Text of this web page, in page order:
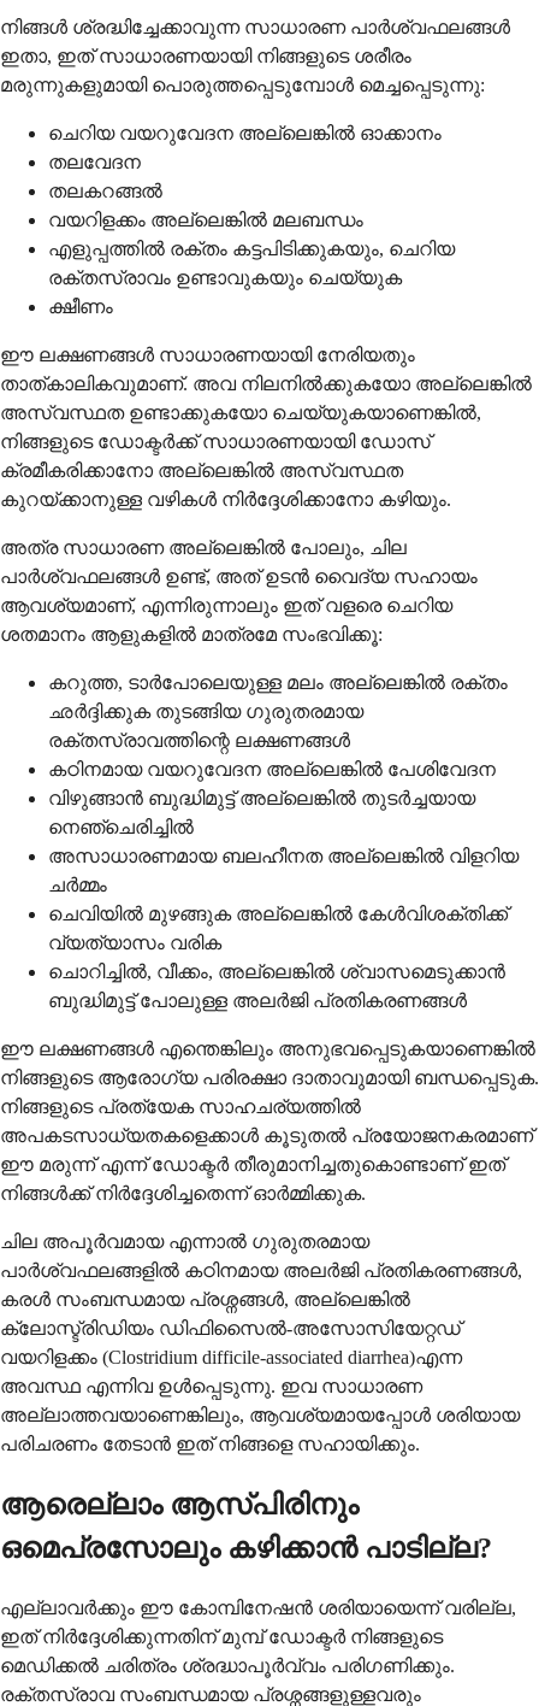
നിങ്ങൾ ശ്രദ്ധിച്ചേക്കാവുന്ന സാധാരണ പാർശ്വഫലങ്ങൾ
ഇതാ, ഇത് സാധാരണയായി നിങ്ങളുടെ ശരീരം
മരുന്നുകളുമായി പൊരുത്തപ്പെടുമ്പോൾ മെച്ചപ്പെടുന്നു:
ചെറിയ വയറുവേദന അല്ലെങ്കിൽ ഓക്കാനം
തലവേദന
തലകറങ്ങൽ
വയറിളക്കം അല്ലെങ്കിൽ മലബന്ധം
എളുപ്പത്തിൽ രക്തം കട്ടപിടിക്കുകയും, ചെറിയ
രക്തസ്രാവം ഉണ്ടാവുകയും ചെയ്യുക
ക്ഷീണം
ഈ ലക്ഷണങ്ങൾ സാധാരണയായി നേരിയതും
താത്കാലികവുമാണ്. അവ നിലനിൽക്കുകയോ അല്ലെങ്കിൽ
അസ്വസ്ഥത ഉണ്ടാക്കുകയോ ചെയ്യുകയാണെങ്കിൽ,
നിങ്ങളുടെ ഡോക്ടർക്ക് സാധാരണയായി ഡോസ്
ക്രമീകരിക്കാനോ അല്ലെങ്കിൽ അസ്വസ്ഥത
കുറയ്ക്കാനുള്ള വഴികൾ നിർദ്ദേശിക്കാനോ കഴിയും.
അത്ര സാധാരണ അല്ലെങ്കിൽ പോലും, ചില
പാർശ്വഫലങ്ങൾ ഉണ്ട്, അത് ഉടൻ വൈദ്യ സഹായം
ആവശ്യമാണ്, എന്നിരുന്നാലും ഇത് വളരെ ചെറിയ
ശതമാനം ആളുകളിൽ മാത്രമേ സംഭവിക്കൂ:
കറുത്ത, ടാർപോലെയുള്ള മലം അല്ലെങ്കിൽ രക്തം
ഛർദ്ദിക്കുക തുടങ്ങിയ ഗുരുതരമായ
രക്തസ്രാവത്തിന്റെ ലക്ഷണങ്ങൾ
കഠിനമായ വയറുവേദന അല്ലെങ്കിൽ പേശിവേദന
വിഴുങ്ങാൻ ബുദ്ധിമുട്ട് അല്ലെങ്കിൽ തുടർച്ചയായ
നെഞ്ചെരിച്ചിൽ
അസാധാരണമായ ബലഹീനത അല്ലെങ്കിൽ വിളറിയ
ചർമ്മം
ചെവിയിൽ മുഴങ്ങുക അല്ലെങ്കിൽ കേൾവിശക്തിക്ക്
വ്യത്യാസം വരിക
ചൊറിച്ചിൽ, വീക്കം, അല്ലെങ്കിൽ ശ്വാസമെടുക്കാൻ
ബുദ്ധിമുട്ട് പോലുള്ള അലർജി പ്രതികരണങ്ങൾ
ഈ ലക്ഷണങ്ങൾ എന്തെങ്കിലും അനുഭവപ്പെടുകയാണെങ്കിൽ
നിങ്ങളുടെ ആരോഗ്യ പരിരക്ഷാ ദാതാവുമായി ബന്ധപ്പെടുക.
നിങ്ങളുടെ പ്രത്യേക സാഹചര്യത്തിൽ
അപകടസാധ്യതകളെക്കാൾ കൂടുതൽ പ്രയോജനകരമാണ്
ഈ മരുന്ന് എന്ന് ഡോക്ടർ തീരുമാനിച്ചതുകൊണ്ടാണ് ഇത്
നിങ്ങൾക്ക് നിർദ്ദേശിച്ചതെന്ന് ഓർമ്മിക്കുക.
ചില അപൂർവമായ എന്നാൽ ഗുരുതരമായ
പാർശ്വഫലങ്ങളിൽ കഠിനമായ അലർജി പ്രതികരണങ്ങൾ,
കരൾ സംബന്ധമായ പ്രശ്നങ്ങൾ, അല്ലെങ്കിൽ
ക്ലോസ്ട്രിഡിയം ഡിഫിസൈൽ-അസോസിയേറ്റഡ്
വയറിളക്കം (Clostridium difficile-associated diarrhea)എന്ന
അവസ്ഥ എന്നിവ ഉൾപ്പെടുന്നു. ഇവ സാധാരണ
അല്ലാത്തവയാണെങ്കിലും, ആവശ്യമായപ്പോൾ ശരിയായ
പരിചരണം തേടാൻ ഇത് നിങ്ങളെ സഹായിക്കും.
ആരെല്ലാം ആസ്പിരിനും
ഒമെപ്രസോലും കഴിക്കാൻ പാടില്ല?
എല്ലാവർക്കും ഈ കോമ്പിനേഷൻ ശരിയായെന്ന് വരില്ല,
ഇത് നിർദ്ദേശിക്കുന്നതിന് മുമ്പ് ഡോക്ടർ നിങ്ങളുടെ
മെഡിക്കൽ ചരിത്രം ശ്രദ്ധാപൂർവ്വം പരിഗണിക്കും.
രക്തസ്രാവ സംബന്ധമായ പ്രശ്നങ്ങളുള്ളവരും